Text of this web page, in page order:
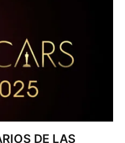
DE LAS